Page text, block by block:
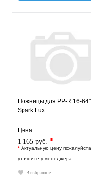
Ножницы для PP-R 16-64"
Spark Lux
Цена:
1 165 руб. *
* Актуальную цену пожалуйста
уточните у менеджера
В избранное